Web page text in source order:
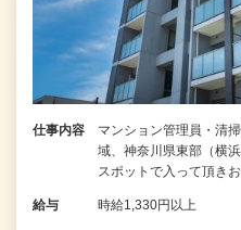
仕事内容
マンション管理員・清
域、神奈川県東部（横
スポットで入って頂き
給与 時給1,330円以上